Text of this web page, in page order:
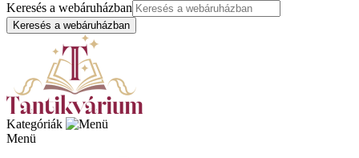
Keresés a webáruházban
Keresés a webáruházban
Kategóriák
Menü